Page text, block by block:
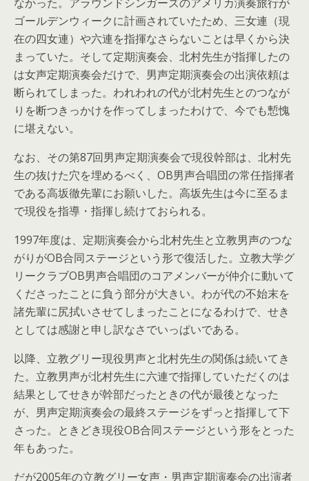
ゴールデンウィークに計画されていたため、三女連（現
在の四女連）や六連を指揮なさらないことは早くから決
まっていた。そして定期演奏会、北村先生が指揮したの
は女声定期演奏会だけで、男声定期演奏会の出演依頼は
断られてしまった。われわれの代が北村先生とのつなが
りを断つきっかけを作ってしまったわけで、今でも慙愧
に堪えない。
なお、その第87回男声定期演奏会で現役幹部は、北村先
生の抜けた穴を埋めるべく、OB男声合唱団の常任指揮者
である高坂徹先輩にお願いした。高坂先生は今に至るま
で現役を指導・指揮し続けておられる。
1997年度は、定期演奏会から北村先生と立教男声のつな
がりがOB合同ステージという形で復活した。立教大学グ
リークラブOB男声合唱団のコアメンバーが仲介に動いて
くださったことに負う部分が大きい。わが代の不始末を
諸先輩に尻拭いさせてしまったことになるわけで、せき
としては感謝と申し訳なさでいっぱいである。
以降、立教グリー現役男声と北村先生の関係は続いてき
た。立教男声が北村先生に六連で指揮していただくのは
結果としてせきが幹部だったときの代が最後となった
が、男声定期演奏会の最終ステージをずっと指揮して下
さった。ときどき現役OB合同ステージという形をとった
年もあった。
だが2005年の立教グリー女声・男声定期演奏会の出演者